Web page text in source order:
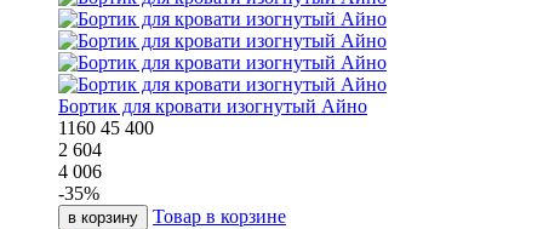
Бортик для кровати изогнутый Айно
1160 45 400
2 604
4 006
-35%
в корзину Товар в корзине